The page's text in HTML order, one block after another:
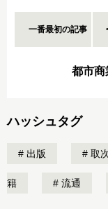
一番最初の記事
都市
ハッシュタグ
出版 取
籍 流通